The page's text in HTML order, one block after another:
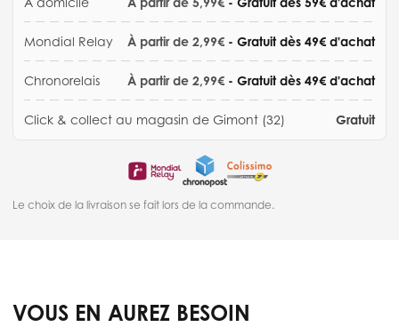
Mondial Relay À partir de 2,99€ - Gratuit dès 49€ d'achat
Chronorelais À partir de 2,99€ - Gratuit dès 49€ d'achat
Click & collect au magasin de Gimont (32) Gratuit
Le choix de la livraison se fait lors de la commande.
VOUS EN AUREZ BESOIN